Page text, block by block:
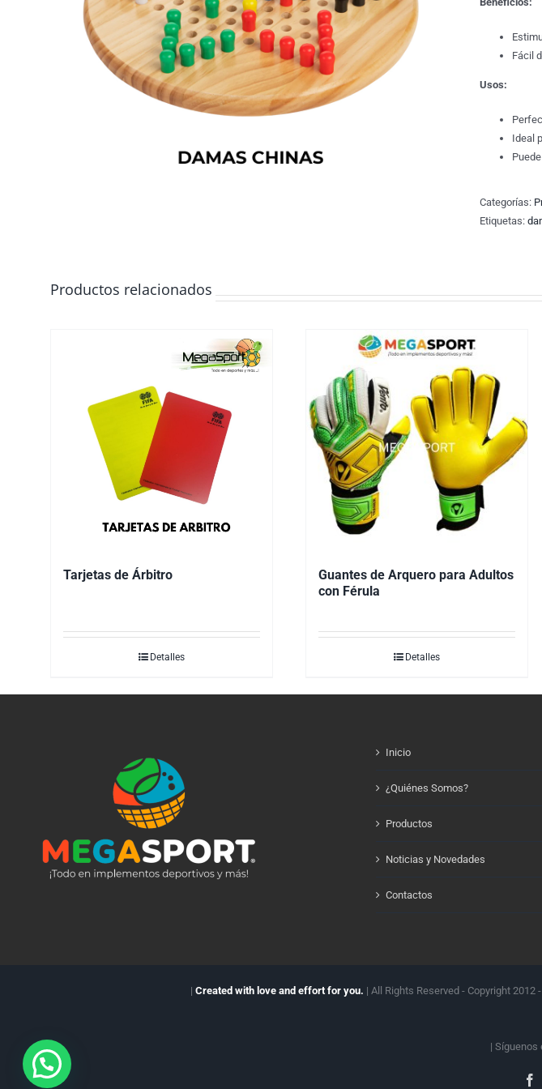
Fácil
Usos:
Ideal
Categorías:
Etiquetas:
Productos relacionados
Tarjetas de Árbitro
Detalles
Guantes de Arquero para Adultos
con Férula
Detalles
Inicio
¿Quiénes Somos?
Productos
Noticias y Novedades
Contactos
| Created with love and effort for you. | All Rights Reserved - Copyright 2012
| Síguenos